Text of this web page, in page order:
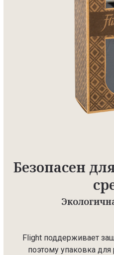
Безопасен
Flight поддерживает
поэтому упаковка